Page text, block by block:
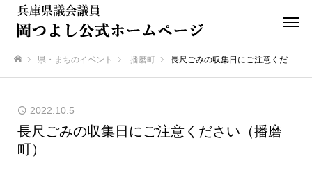
県・まちのイベント 播磨町 長尺ごみの収集日にご注意ください（播磨町）
2022.10.5
長尺ごみの収集日にご注意ください（播磨
町）